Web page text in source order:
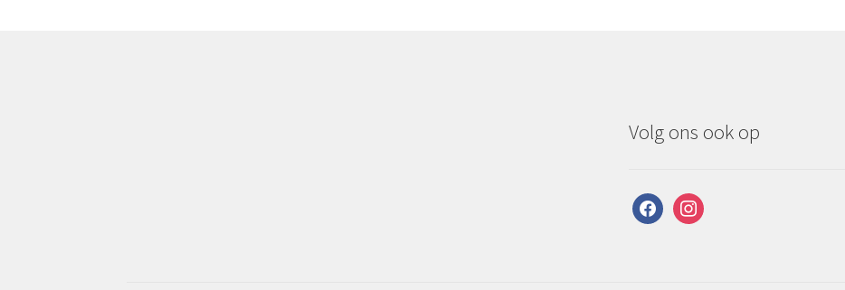
Volg ons ook op
facebookinstagram